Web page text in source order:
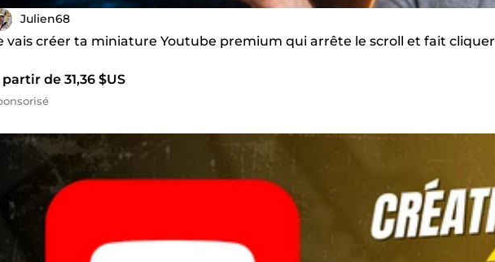
Julien68
vais créer ta miniature Youtube premium qui arrête le scroll et fait cliquer
partir de 31,36 $US